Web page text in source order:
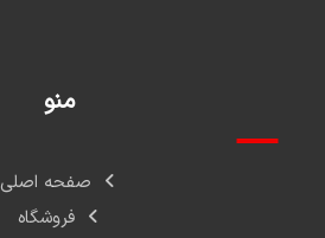
منو
صفحه اصلی
فروشگاه